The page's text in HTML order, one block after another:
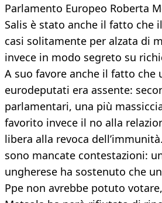
Parlamento Europeo Roberta
Salis è stato anche il fatto che
casi solitamente per alzata di
invece in modo segreto su
A suo favore anche il fatto che
eurodeputati era assente:
parlamentari, una più
favorito invece il no alla
libera alla revoca
sono mancate contestazioni:
ungherese ha sostenuto che
Ppe non avrebbe potuto